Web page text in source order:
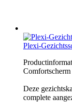
Plexi-
Comfortscherm
Deze
complete